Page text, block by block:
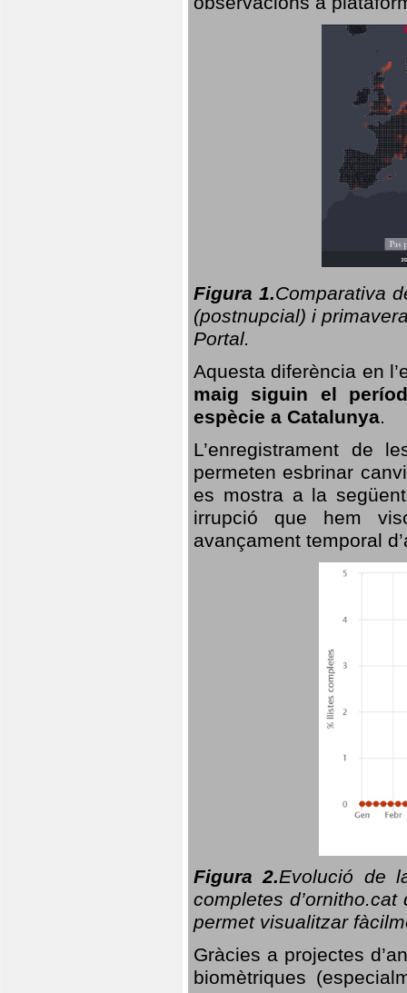
Figura 1.Comparativa
(postnupcial) i
Portal.
Aquesta diferència en
maig siguin el
espècie a Catalunya.
L’enregistrament de
permeten esbrinar
es mostra a la
irrupció que hem
avançament temporal
Figura 2.Evolució de
completes
permet visualitzar
Gràcies a projectes
biomètriques